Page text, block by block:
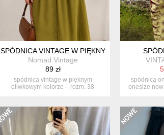
SPÓDNICA VINTAGE W PIĘKNYM
Nomad Vintage
89 zł
spódnica vintage w pięknym
oliwkowym kolorze – rozm. 38
spódnica
onesize